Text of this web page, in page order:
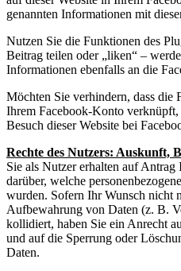
genannten Informationen mit
Nutzen Sie die Funktionen des
Beitrag teilen oder „liken“ –
Informationen ebenfalls an die
Möchten Sie verhindern, dass die
Ihrem Facebook-Konto
Besuch dieser Website bei
Rechte des Nutzers: Auskunft,
Sie als Nutzer erhalten auf
darüber, welche
wurden. Sofern Ihr Wunsch nicht
Aufbewahrung von Daten (z. B.
kollidiert, haben Sie ein Anrecht
und auf die Sperrung oder
Daten.